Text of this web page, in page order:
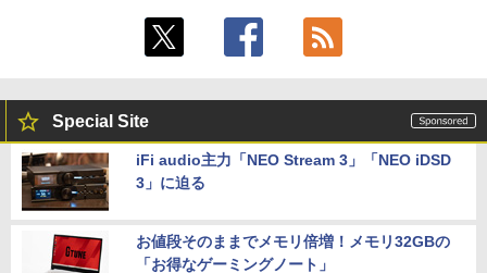
Special Site
iFi audio主力「NEO Stream 3」「NEO iDSD
3」に迫る
お値段そのままでメモリ倍増！メモリ32GBの
「お得なゲーミングノート」